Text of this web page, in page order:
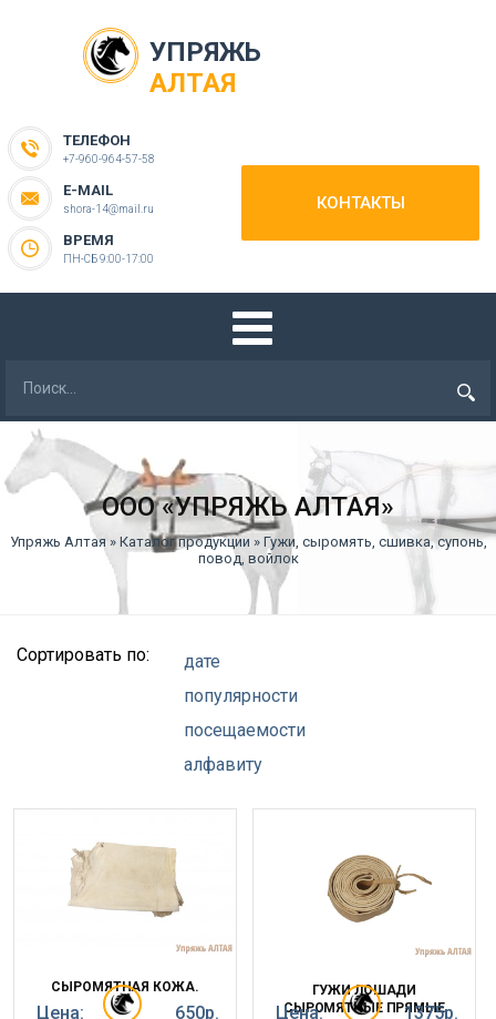
УПРЯЖЬ
АЛТАЯ
ТЕЛЕФОН
+7-960-964-57-58
E-MAIL
shora-14@mail.ru
ВРЕМЯ
ПН-СБ 9:00-17:00
КОНТАКТЫ
ООО «УПРЯЖЬ АЛТАЯ»
Упряжь Алтая » Каталог продукции » Гужи, сыромять, сшивка, супонь,
повод, войлок
Сортировать по:
дате
популярности
посещаемости
алфавиту
СЫРОМЯТНАЯ КОЖА.
Цена: 650р.
ГУЖИ ЛОШАДИ
СЫРОМЯТНЫЕ ПРЯМЫЕ
Цена: 1375р.